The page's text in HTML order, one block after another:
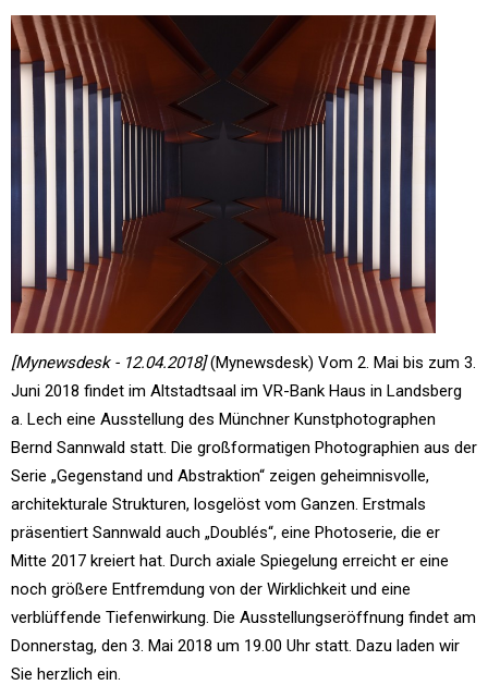
[Mynewsdesk - 12.04.2018](Mynewsdesk) Vom 2. Mai bis zum 3.
Juni 2018 findet im Altstadtsaal im VR-Bank Haus in Landsberg
a. Lech eine Ausstellung des Münchner Kunstphotographen
Bernd Sannwald statt. Die großformatigen Photographien aus der
Serie „Gegenstand und Abstraktion“ zeigen geheimnisvolle,
architekturale Strukturen, losgelöst vom Ganzen. Erstmals
präsentiert Sannwald auch „Doublés“, eine Photoserie, die er
Mitte 2017 kreiert hat. Durch axiale Spiegelung erreicht er eine
noch größere Entfremdung von der Wirklichkeit und eine
verblüffende Tiefenwirkung. Die Ausstellungseröffnung findet am
Donnerstag, den 3. Mai 2018 um 19.00 Uhr statt. Dazu laden wir
Sie herzlich ein.